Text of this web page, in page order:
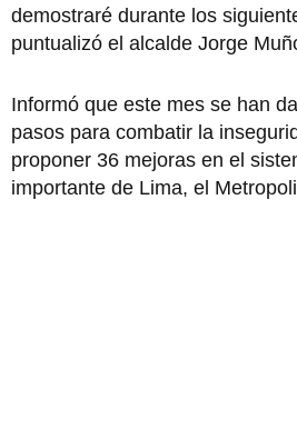
demostraré durante los
puntualizó el alcalde Jorge
Informó que este mes se han
pasos para combatir la
proponer 36 mejoras en el
importante de Lima, el